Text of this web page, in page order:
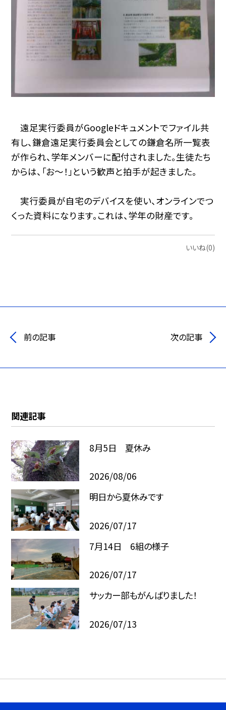
遠足実行委員がGoogleドキュメントでファイル共
有し、鎌倉遠足実行委員会としての鎌倉名所一覧表
が作られ、学年メンバーに配付されました。生徒たち
からは、「お〜！」という歓声と拍手が起きました。
実行委員が自宅のデバイスを使い、オンラインでつ
くった資料になります。これは、学年の財産です。
いいね(0)
前の記事 次の記事
関連記事
8月5日 夏休み
2026/08/06
明日から夏休みです
2026/07/17
7月14日 6組の様子
2026/07/17
サッカー部もがんばりました！
2026/07/13